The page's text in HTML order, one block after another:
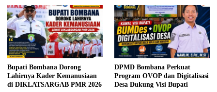
Bupati Bombana Dorong
Lahirnya Kader Kemanusiaan
di DIKLATSARGAB PMR 2026
DPMD Bombana Perkuat
Program OVOP dan Digitalisasi
Desa Dukung Visi Bupati